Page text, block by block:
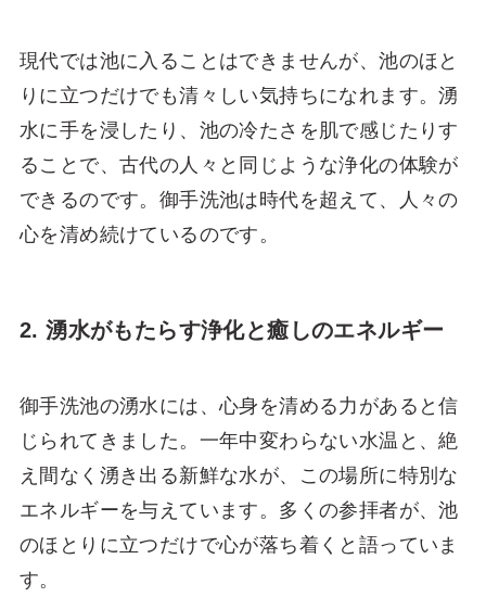
現代では池に入ることはできませんが、池のほと
りに立つだけでも清々しい気持ちになれます。湧
水に手を浸したり、池の冷たさを肌で感じたりす
ることで、古代の人々と同じような浄化の体験が
できるのです。御手洗池は時代を超えて、人々の
心を清め続けているのです。
2. 湧水がもたらす浄化と癒しのエネルギー
御手洗池の湧水には、心身を清める力があると信
じられてきました。一年中変わらない水温と、絶
え間なく湧き出る新鮮な水が、この場所に特別な
エネルギーを与えています。多くの参拝者が、池
のほとりに立つだけで心が落ち着くと語っていま
す。